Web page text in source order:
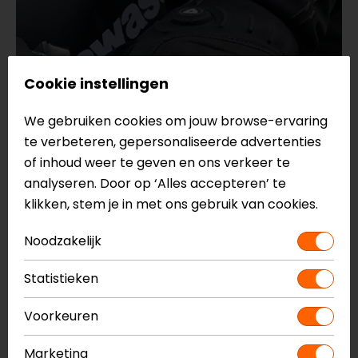
10-12-2025
Verwarmde
motorhandschoenen: alles wat
je moet weten
Door Kelvin
Cookie instellingen
We gebruiken cookies om jouw browse-ervaring
te verbeteren, gepersonaliseerde advertenties
of inhoud weer te geven en ons verkeer te
analyseren. Door op ‘Alles accepteren’ te
klikken, stem je in met ons gebruik van cookies.
Noodzakelijk
Statistieken
Voorkeuren
Marketing